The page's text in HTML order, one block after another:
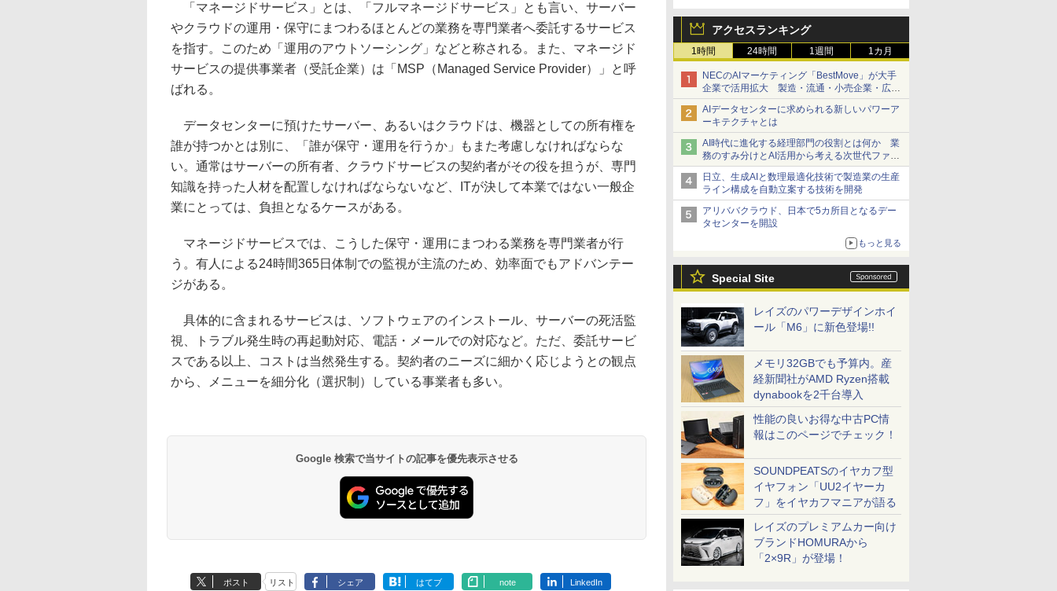
アクセスランキング
1時間 24時間 1週間 1カ月
NECのAIマーケティング「BestMove」が大手
企業で活用拡大 製造・流通・小売企業・広告
代理店などが実装フェーズへ
AIデータセンターに求められる新しいパワーア
ーキテクチャとは
AI時代に進化する経理部門の役割とは何か 業
務のすみ分けとAI活用から考える次世代ファイ
ナンス戦略
日立、生成AIと数理最適化技術で製造業の生産
ライン構成を自動立案する技術を開発
アリババクラウド、日本で5カ所目となるデー
タセンターを開設
もっと見る
Special Site
レイズのパワーデザインホイ
ール「M6」に新色登場!!
メモリ32GBでも予算内。産
経新聞社がAMD Ryzen搭載
dynabookを2千台導入
性能の良いお得な中古PC情
報はこのページでチェック！
SOUNDPEATSのイヤカフ型
イヤフォン「UU2イヤーカ
フ」をイヤカフマニアが語る
レイズのプレミアムカー向け
ブランドHOMURAから
「2×9R」が登場！
「マネージドサービス」とは、「フルマネージドサービス」とも言い、サーバー
やクラウドの運用・保守にまつわるほとんどの業務を専門業者へ委託するサービス
を指す。このため「運用のアウトソーシング」などと称される。また、マネージド
サービスの提供事業者（受託企業）は「MSP（Managed Service Provider）」と呼
ばれる。
データセンターに預けたサーバー、あるいはクラウドは、機器としての所有権を
誰が持つかとは別に、「誰が保守・運用を行うか」もまた考慮しなければならな
い。通常はサーバーの所有者、クラウドサービスの契約者がその役を担うが、専門
知識を持った人材を配置しなければならないなど、ITが決して本業ではない一般企
業にとっては、負担となるケースがある。
マネージドサービスでは、こうした保守・運用にまつわる業務を専門業者が行
う。有人による24時間365日体制での監視が主流のため、効率面でもアドバンテー
ジがある。
具体的に含まれるサービスは、ソフトウェアのインストール、サーバーの死活監
視、トラブル発生時の再起動対応、電話・メールでの対応など。ただ、委託サービ
スである以上、コストは当然発生する。契約者のニーズに細かく応じようとの観点
から、メニューを細分化（選択制）している事業者も多い。
Google 検索で当サイトの記事を優先表示させる
ポスト リスト シェア はてブ note LinkedIn